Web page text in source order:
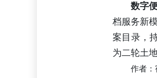
数字
档服务新
案目录，
为二轮土
作者：